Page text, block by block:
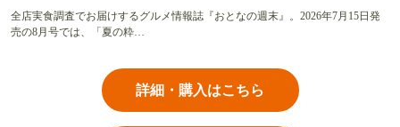
全店実食調査でお届けするグルメ情報誌『おとなの週末』。2026年7月15日発
売の8月号では、「夏の粋…
詳細・購入はこちら